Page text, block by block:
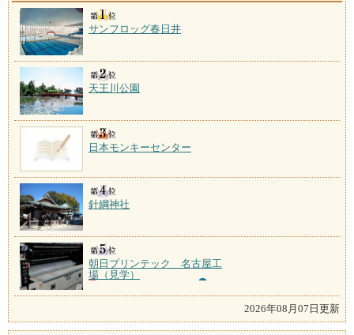
サンフロッグ春日井
天王川公園
日本モンキーセンター
針綱神社
朝日プリンテック 名古屋工
場（見学）
2026年08月07日更新